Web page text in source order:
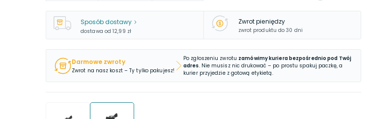
Sposób dostawy
dostawa od 12,99 zł
Zwrot pieniędzy
zwrot produktu do 30 dni
Darmowe zwroty
Zwrot na nasz koszt – Ty tylko pakujesz!
Po zgłoszeniu zwrotu zamówimy kuriera bezpośrednio pod Twój
adres. Nie musisz nic drukować – po prostu spakuj paczkę, a
kurier przyjedzie z gotową etykietą.